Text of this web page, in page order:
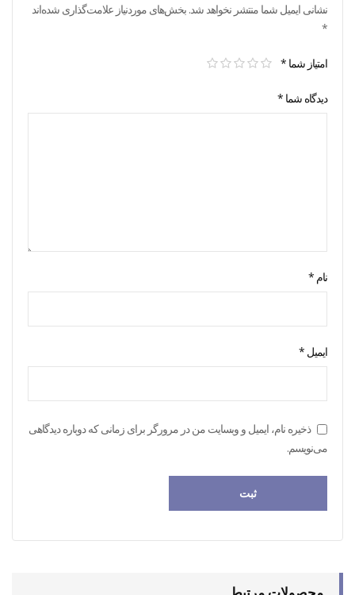
نشانی ایمیل شما منتشر نخواهد شد. بخش‌های موردنیاز علامت‌گذاری شده‌اند
*
امتیاز شما *
دیدگاه شما *
نام *
ایمیل *
ذخیره نام، ایمیل و وبسایت من در مرورگر برای زمانی که دوباره دیدگاهی
می‌نویسم.